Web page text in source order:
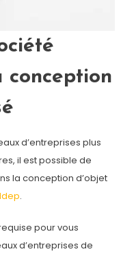
conception
d’entreprises plus
il est possible de
la conception d’objet
.
pour vous
d’entreprises de